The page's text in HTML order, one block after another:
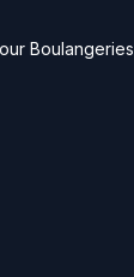
Boulangeries